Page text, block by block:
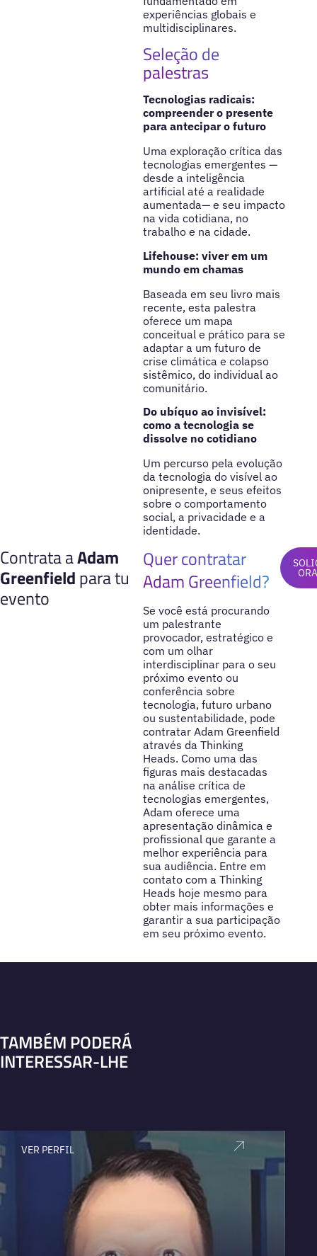
experiências globais e
multidisciplinares.
Seleção de
palestras
Tecnologias radicais:
compreender o presente
para antecipar o futuro
Uma exploração crítica das
tecnologias emergentes —
desde a inteligência
artificial até a realidade
aumentada— e seu impacto
na vida cotidiana, no
trabalho e na cidade.
Lifehouse: viver em um
mundo em chamas
Baseada em seu livro mais
recente, esta palestra
oferece um mapa
conceitual e prático para se
adaptar a um futuro de
crise climática e colapso
sistêmico, do individual ao
comunitário.
Do ubíquo ao invisível:
como a tecnologia se
dissolve no cotidiano
Um percurso pela evolução
da tecnologia do visível ao
onipresente, e seus efeitos
sobre o comportamento
social, a privacidade e a
identidade.
Contrata aAdam
Greenfieldpara tu
evento
Quer contratar
Adam Greenfield?
Se você está procurando
um palestrante
provocador, estratégico e
com um olhar
interdisciplinar para o seu
próximo evento ou
conferência sobre
tecnologia, futuro urbano
ou sustentabilidade, pode
contratar Adam Greenfield
através da Thinking
Heads. Como uma das
figuras mais destacadas
na análise crítica de
tecnologias emergentes,
Adam oferece uma
apresentação dinâmica e
profissional que garante a
melhor experiência para
sua audiência. Entre em
contato com a Thinking
Heads hoje mesmo para
obter mais informações e
garantir a sua participação
em seu próximo evento.
TAMBÉM PODERÁ
INTERESSAR-LHE
VER PERFIL